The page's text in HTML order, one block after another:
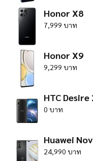
Honor X8
7,999 บาท
Honor X9
9,299 บาท
HTC Desire
0 บาท
Huawei
24,990 บาท